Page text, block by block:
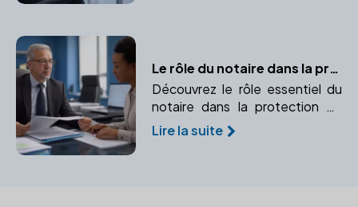
Le rôle du notaire dans la protection juridique
Découvrez le rôle essentiel du
notaire dans la protection de
vos droits et la sécurité de vos
proches. Un expert pour
Lire la suite